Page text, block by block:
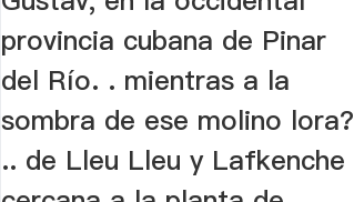
provincia cubana de Pinar
del Río. . mientras a la
sombra de ese molino lora?
.. de Lleu Lleu y Lafkenche